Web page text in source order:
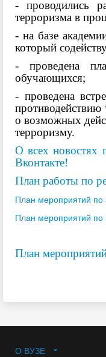
- проводились
терроризма в
- на базе
который
- проведена
обучающихся;
- проведена
о возможных
терроризму.
О всех новостях
Вконтакте!
План работы по
План мероприятий по
План мероприятий по
План
О ВУЗЕ